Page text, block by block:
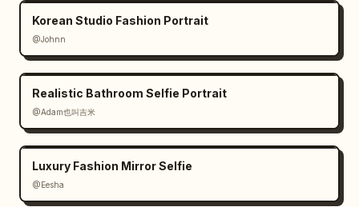
Korean Studio Fashion Portrait
@Johnn
Realistic Bathroom Selfie Portrait
@Adam也叫吉米
Luxury Fashion Mirror Selfie
@Eesha